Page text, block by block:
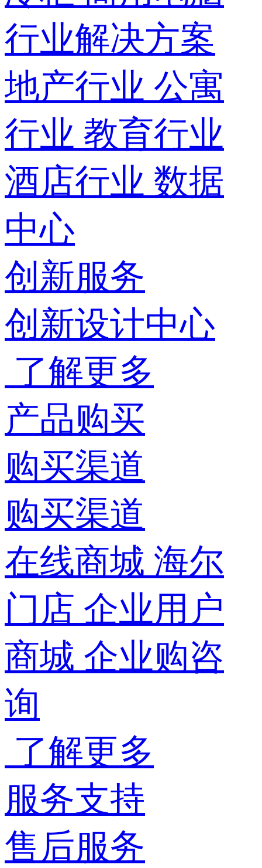
行业解决方案
地产行业 公寓
行业 教育行业
酒店行业 数据
中心
创新服务
创新设计中心
了解更多
产品购买
购买渠道
购买渠道
在线商城 海尔
门店 企业用户
商城 企业购咨
询
了解更多
服务支持
售后服务